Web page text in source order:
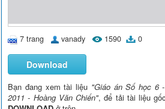
7 trang vanady 1590 0
Download
Bạn đang xem tài liệu "Giáo án Số học 6
2011 - Hoàng Văn Chiến", để tải tài liệu